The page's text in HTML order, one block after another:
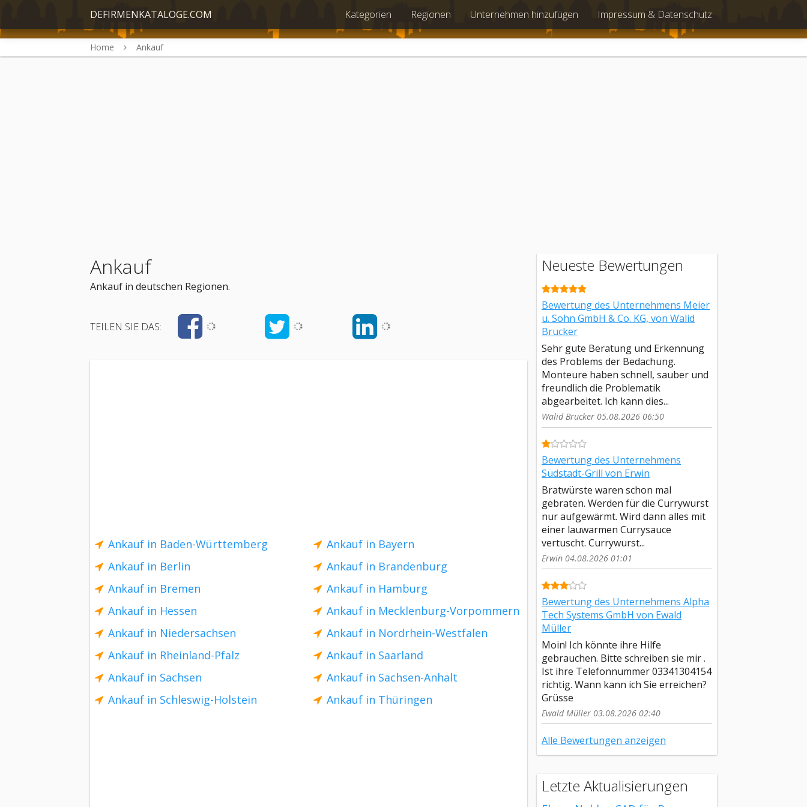
DEFIRMENKATALOGE.COM Kategorien Regionen Unternehmen hinzufügen Impressum & Datenschutz
Home Ankauf
Ankauf
Ankauf in deutschen Regionen.
TEILEN SIE DAS:
Ankauf in Baden-Württemberg
Ankauf in Bayern
Ankauf in Berlin
Ankauf in Brandenburg
Ankauf in Bremen
Ankauf in Hamburg
Ankauf in Hessen
Ankauf in Mecklenburg-Vorpommern
Ankauf in Niedersachsen
Ankauf in Nordrhein-Westfalen
Ankauf in Rheinland-Pfalz
Ankauf in Saarland
Ankauf in Sachsen
Ankauf in Sachsen-Anhalt
Ankauf in Schleswig-Holstein
Ankauf in Thüringen
Neueste Bewertungen
Bewertung des Unternehmens Meier
u. Sohn GmbH & Co. KG, von Walid
Brucker
Sehr gute Beratung und Erkennung
des Problems der Bedachung.
Monteure haben schnell, sauber und
freundlich die Problematik
abgearbeitet. Ich kann dies...
Walid Brucker 05.08.2026 06:50
Bewertung des Unternehmens
Südstadt-Grill von Erwin
Bratwürste waren schon mal
gebraten. Werden für die Currywurst
nur aufgewärmt. Wird dann alles mit
einer lauwarmen Currysauce
vertuscht. Currywurst...
Erwin 04.08.2026 01:01
Bewertung des Unternehmens Alpha
Tech Systems GmbH von Ewald
Müller
Moin! Ich könnte ihre Hilfe
gebrauchen. Bitte schreiben sie mir .
Ist ihre Telefonnummer 03341304154
richtig. Wann kann ich Sie erreichen?
Grüsse
Ewald Müller 03.08.2026 02:40
Alle Bewertungen anzeigen
Letzte Aktualisierungen